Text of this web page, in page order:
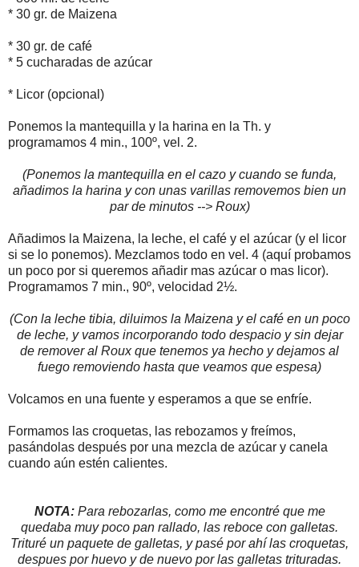
* 30 gr. de Maizena
* 30 gr. de café
* 5 cucharadas de azúcar
* Licor (opcional)
Ponemos la mantequilla y la harina en la Th. y
programamos 4 min., 100º, vel. 2.
(Ponemos la mantequilla en el cazo y cuando se funda,
añadimos la harina y con unas varillas removemos bien un
par de minutos --> Roux)
Añadimos la Maizena, la leche, el café y el azúcar (y el licor
si se lo ponemos). Mezclamos todo en vel. 4 (aquí probamos
un poco por si queremos añadir mas azúcar o mas licor).
Programamos 7 min., 90º, velocidad 2½.
(Con la leche tibia, diluimos la Maizena y el café en un poco
de leche, y vamos incorporando todo despacio y sin dejar
de remover al Roux que tenemos ya hecho y dejamos al
fuego removiendo hasta que veamos que espesa)
Volcamos en una fuente y esperamos a que se enfríe.
Formamos las croquetas, las rebozamos y freímos,
pasándolas después por una mezcla de azúcar y canela
cuando aún estén calientes.
NOTA:Para rebozarlas, como me encontré que me
quedaba muy poco pan rallado, las reboce con galletas.
Trituré un paquete de galletas, y pasé por ahí las croquetas,
despues por huevo y de nuevo por las galletas trituradas.